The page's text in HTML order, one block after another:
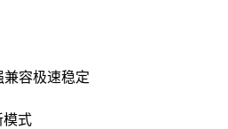
容极速稳定
模式